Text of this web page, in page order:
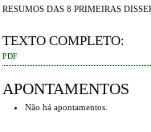
RESUMOS DAS 8 PRIMEIRAS
TEXTO COMPLETO:
PDF
APONTAMENTOS
Não há apontamentos.